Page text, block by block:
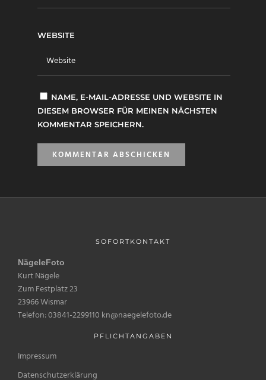
WEBSITE
NAME, E-MAIL-ADRESSE UND WEBSITE IN
DIESEM BROWSER FÜR MEINEN NÄCHSTEN
KOMMENTAR SPEICHERN.
SOFORTKONTAKT
NägeleFoto
Kurt Nägele
Zum Festplatz 23
23966 Wismar
Telefon: 03841-2299110 kn@naegelefoto.de
PFLICHTANGABEN
Impressum
Datenschutzerklärung